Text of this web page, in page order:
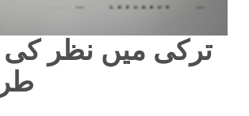
ترکی میں نظر کی